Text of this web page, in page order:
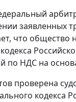
заявленных
что общество
по НДС на
проверена
кодекса